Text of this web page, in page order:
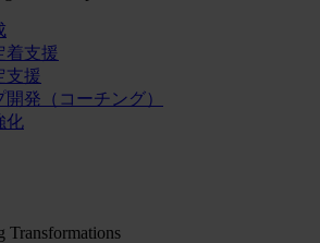
着支援
支援
発（コーチング）
化
Transformations